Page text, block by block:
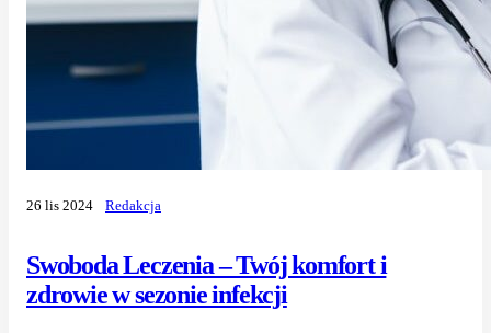
Swoboda Leczenia – Twój komfort i
zdrowie w sezonie infekcji
26 lis 2024 Redakcja